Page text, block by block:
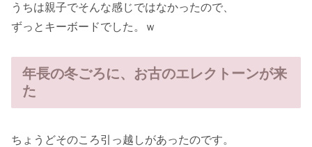
うちは親子でそんな感じではなかったので、
ずっとキーボードでした。ｗ
年長の冬ごろに、お古のエレクトーンが来
た
ちょうどそのころ引っ越しがあったのです。